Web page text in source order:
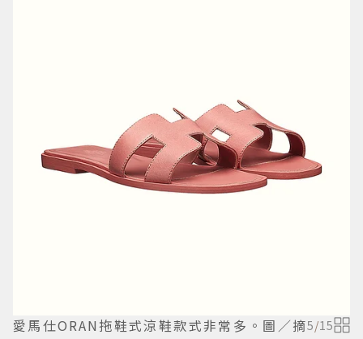
愛馬仕ORAN拖鞋式涼鞋款式非常多。圖／摘5/15